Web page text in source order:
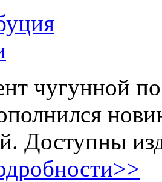
чугунной
Доступны